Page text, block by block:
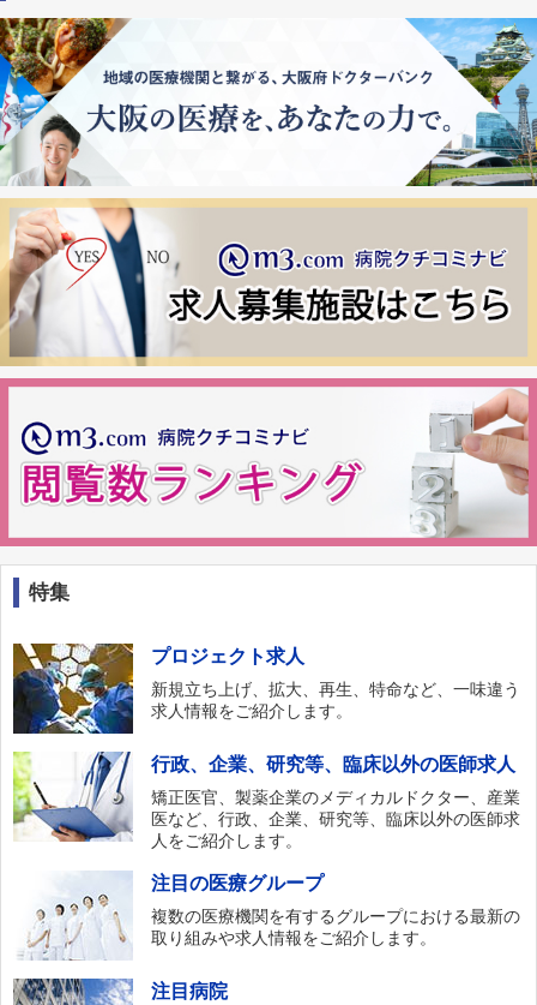
特集
プロジェクト求人
新規立ち上げ、拡大、再生、特命など、一味違う
求人情報をご紹介します。
行政、企業、研究等、臨床以外の医師求人
矯正医官、製薬企業のメディカルドクター、産業
医など、行政、企業、研究等、臨床以外の医師求
人をご紹介します。
注目の医療グループ
複数の医療機関を有するグループにおける最新の
取り組みや求人情報をご紹介します。
注目病院